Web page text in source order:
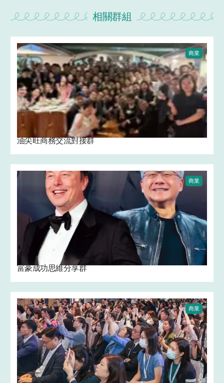
相關群組
商業
油尖旺商務交流對接群
商業
富豪成功思維分享群
商業